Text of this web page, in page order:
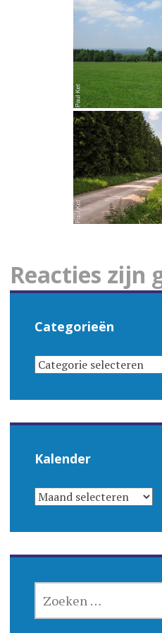
Reacties zijn
Categorieën
CATEGORIEËN
Kalender
KALENDER
NAAR: